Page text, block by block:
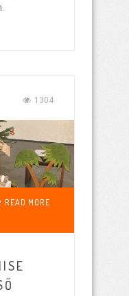
1304
READ MORE